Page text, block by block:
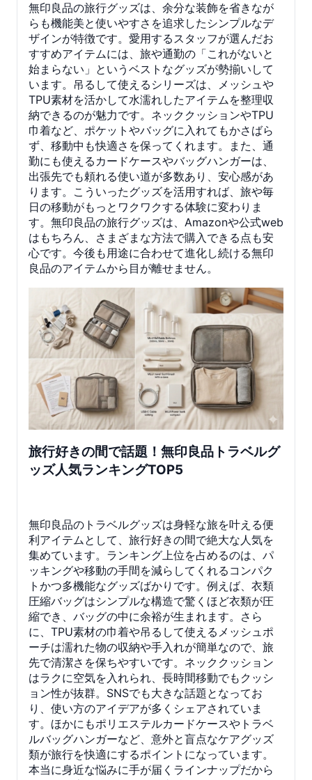
無印良品の旅行グッズは、余分な装飾を省きなが
らも機能美と使いやすさを追求したシンプルなデ
ザインが特徴です。愛用するスタッフが選んだお
すすめアイテムには、旅や通勤の「これがないと
始まらない」というベストなグッズが勢揃いして
います。吊るして使えるシリーズは、メッシュや
TPU素材を活かして水濡れしたアイテムを整理収
納できるのが魅力です。ネッククッションやTPU
巾着など、ポケットやバッグに入れてもかさばら
ず、移動中も快適さを保ってくれます。また、通
勤にも使えるカードケースやバッグハンガーは、
出張先でも頼れる使い道が多数あり、安心感があ
ります。こういったグッズを活用すれば、旅や毎
日の移動がもっとワクワクする体験に変わりま
す。無印良品の旅行グッズは、Amazonや公式web
はもちろん、さまざまな方法で購入できる点も安
心です。今後も用途に合わせて進化し続ける無印
良品のアイテムから目が離せません。
旅行好きの間で話題！無印良品トラベルグ
ッズ人気ランキングTOP5
無印良品のトラベルグッズは身軽な旅を叶える便
利アイテムとして、旅行好きの間で絶大な人気を
集めています。ランキング上位を占めるのは、パ
ッキングや移動の手間を減らしてくれるコンパク
トかつ多機能なグッズばかりです。例えば、衣類
圧縮バッグはシンプルな構造で驚くほど衣類が圧
縮でき、バッグの中に余裕が生まれます。さら
に、TPU素材の巾着や吊るして使えるメッシュポ
ーチは濡れた物の収納や手入れが簡単なので、旅
先で清潔さを保ちやすいです。ネッククッション
はラクに空気を入れられ、長時間移動でもクッシ
ョン性が抜群。SNSでも大きな話題となってお
り、使い方のアイデアが多くシェアされていま
す。ほかにもポリエステルカードケースやトラベ
ルバッグハンガーなど、意外と盲点なケアグッズ
類が旅行を快適にするポイントになっています。
本当に身近な悩みに手が届くラインナップだから